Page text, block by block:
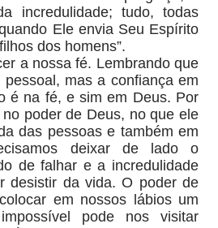
incredulidade; tudo, todas
Ele envia Seu Espírito
dos homens”.
a nossa fé. Lembrando que
mas a confiança em
é na fé, e sim em Deus. Por
poder de Deus, no que ele
das pessoas e também em
deixar de lado o
de falhar e a incredulidade
desistir da vida. O poder de
em nossos lábios um
pode nos visitar